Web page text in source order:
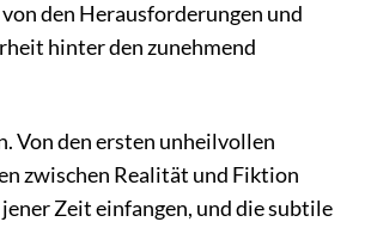
den Herausforderungen und
hinter den zunehmend
Von den ersten unheilvollen
zwischen Realität und Fiktion
Zeit einfangen, und die subtile